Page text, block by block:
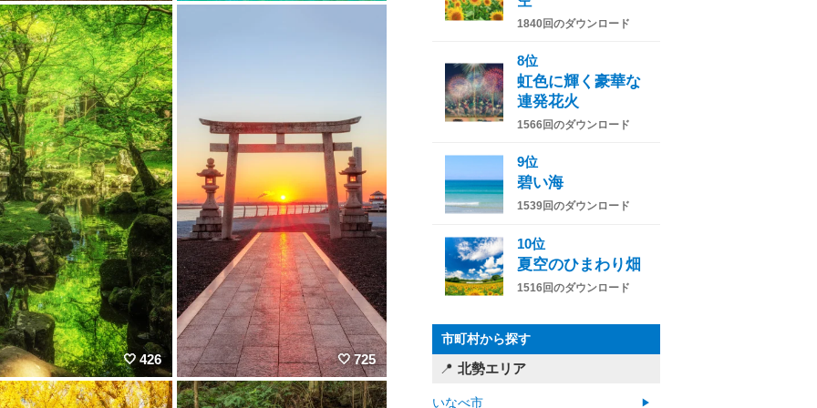
426 725
1840回のダウンロード
8位
虹色に輝く豪華な
連発花火
1566回のダウンロード
9位
碧い海
1539回のダウンロード
10位
夏空のひまわり畑
1516回のダウンロード
市町村から探す
北勢エリア
いなべ市